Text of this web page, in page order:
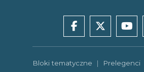
facebook x youtube
Bloki tematyczne | Prelegenci